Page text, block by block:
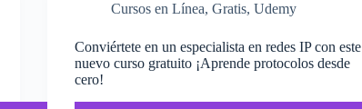
Cursos en Línea,Gratis,Udemy
Conviértete en un especialista en redes IP con este
nuevo curso gratuito ¡Aprende protocolos desde
cero!